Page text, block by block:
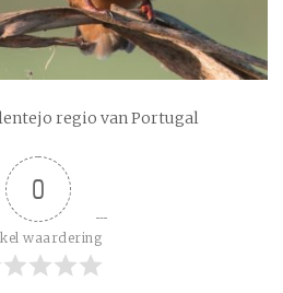
regio van Portugal
0
waardering